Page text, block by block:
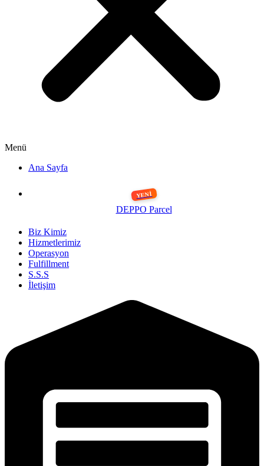
Menü
Ana Sayfa
DEPPO Parcel
Biz Kimiz
Hizmetlerimiz
Operasyon
Fulfillment
S.S.S
İletişim